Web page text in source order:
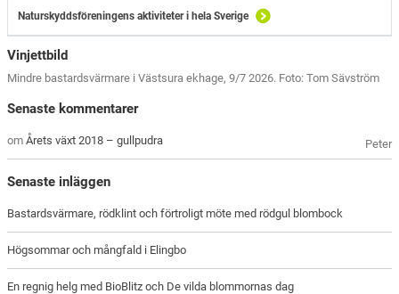
Naturskyddsföreningens aktiviteter i hela Sverige
Vinjettbild
Mindre bastardsvärmare i Västsura ekhage, 9/7 2026. Foto: Tom Sävström
Senaste kommentarer
Peter
omÅrets växt 2018 – gullpudra
Senaste inläggen
Bastardsvärmare, rödklint och förtroligt möte med rödgul blombock
Högsommar och mångfald i Elingbo
En regnig helg med BioBlitz och De vilda blommornas dag